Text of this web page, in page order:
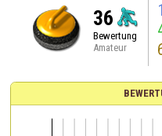
36
Bewertung
Amateur